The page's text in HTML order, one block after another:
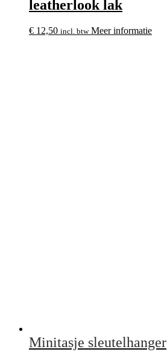
leatherlook lak
€ 12,50 incl. btw Meer informatie
Minitasje sleutelhanger